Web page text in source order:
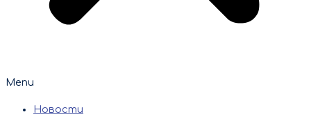
Menu
Новости